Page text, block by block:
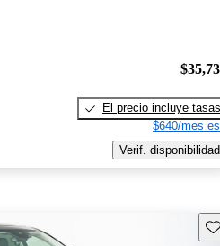
El precio incluye tasas
$640/mes
Verif. disponibilidad